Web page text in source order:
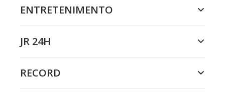
ENTRETENIMENTO
JR 24H
RECORD